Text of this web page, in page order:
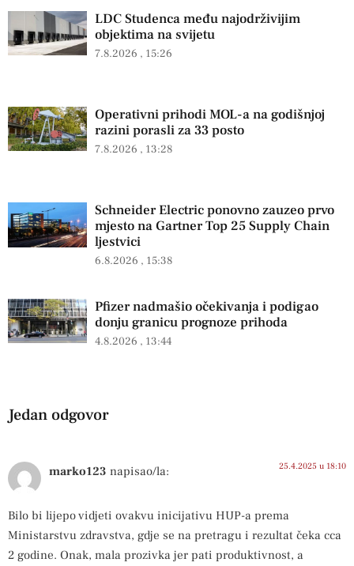
LDC Studenca među najodrživijim
objektima na svijetu
7.8.2026 15:26
Operativni prihodi MOL-a na godišnjoj
razini porasli za 33 posto
7.8.2026 13:28
Schneider Electric ponovno zauzeo prvo
mjesto na Gartner Top 25 Supply Chain
ljestvici
6.8.2026 15:38
Pfizer nadmašio očekivanja i podigao
donju granicu prognoze prihoda
4.8.2026 13:44
Jedan odgovor
marko123 napisao/la: 25.4.2025 u 18:10
Bilo bi lijepo vidjeti ovakvu inicijativu HUP-a prema
Ministarstvu zdravstva, gdje se na pretragu i rezultat čeka cca
2 godine. Onak, mala prozivka jer pati produktivnost, a